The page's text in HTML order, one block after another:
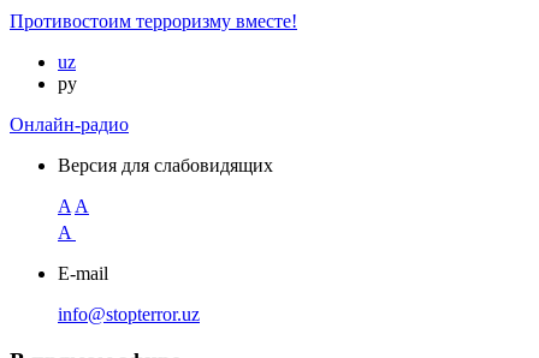
Противостоим терроризму вместе!
uz
ру
Онлайн-радио
Версия для слабовидящих
A A
A
E-mail
info@stopterror.uz